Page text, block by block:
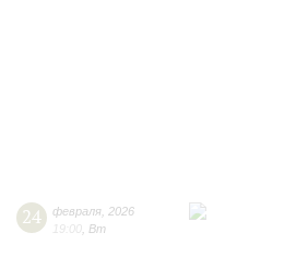
24 февраля 2026
19:00 Вт